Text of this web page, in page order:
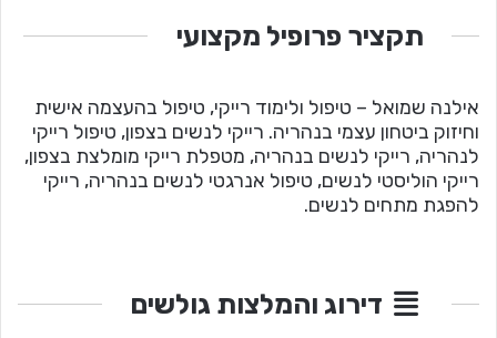
תקציר פרופיל מקצועי
אילנה שמואל – טיפול ולימוד רייקי, טיפול בהעצמה אישית
וחיזוק ביטחון עצמי בנהריה. רייקי לנשים בצפון, טיפול רייקי
לנהריה, רייקי לנשים בנהריה, מטפלת רייקי מומלצת בצפון,
רייקי הוליסטי לנשים, טיפול אנרגטי לנשים בנהריה, רייקי
להפגת מתחים לנשים.
דירוג והמלצות גולשים